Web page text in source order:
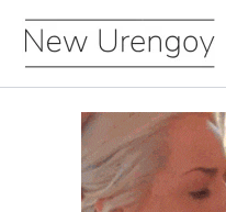
содержимому